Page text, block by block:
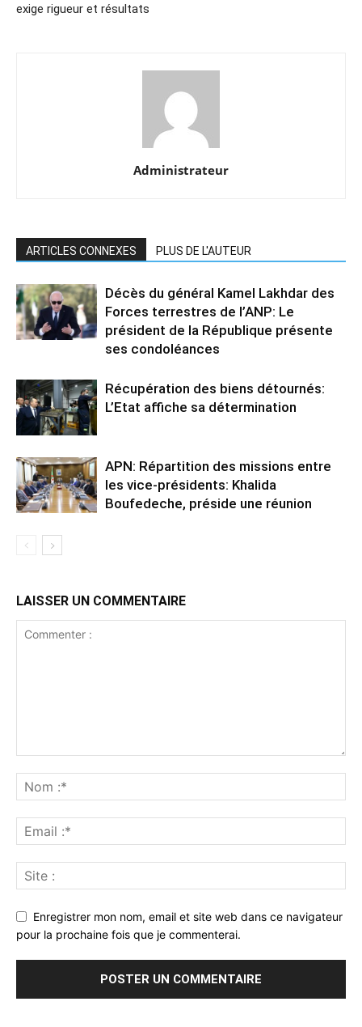
exige rigueur et résultats
Administrateur
ARTICLES CONNEXES PLUS DE L'AUTEUR
Décès du général Kamel Lakhdar des
Forces terrestres de l’ANP: Le
président de la République présente
ses condoléances
Récupération des biens détournés:
L’Etat affiche sa détermination
APN: Répartition des missions entre
les vice-présidents: Khalida
Boufedeche, préside une réunion
LAISSER UN COMMENTAIRE
Enregistrer mon nom, email et site web dans ce navigateur
pour la prochaine fois que je commenterai.